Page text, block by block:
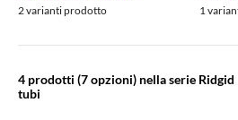
2 varianti prodotto
1
4 prodotti (7 opzioni) nella serie
tubi